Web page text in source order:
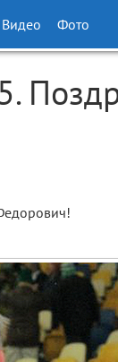
Видео Фото